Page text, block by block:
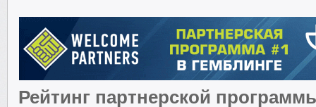
Рейтинг партнерской